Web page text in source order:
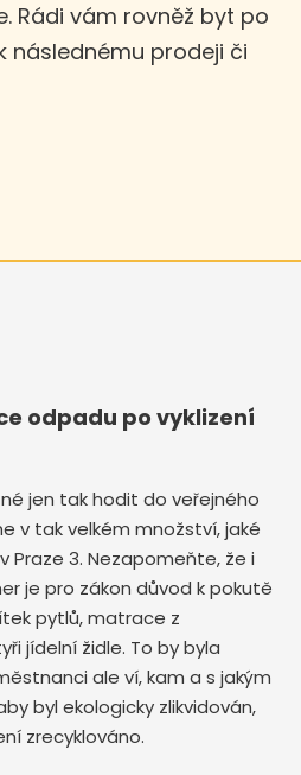
Rádi vám rovněž byt po
následnému prodeji či
odpadu po vyklizení
jen tak hodit do veřejného
v tak velkém množství, jaké
Praze 3. Nezapomeňte, že i
je pro zákon důvod k pokutě
pytlů, matrace z
jídelní židle. To by byla
ale ví, kam a s jakým
byl ekologicky zlikvidován,
zrecyklováno.